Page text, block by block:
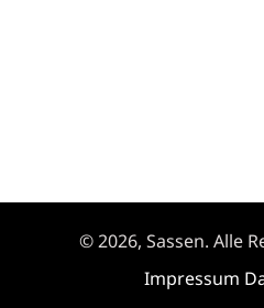
© 2026, Sassen. Alle
Impressum